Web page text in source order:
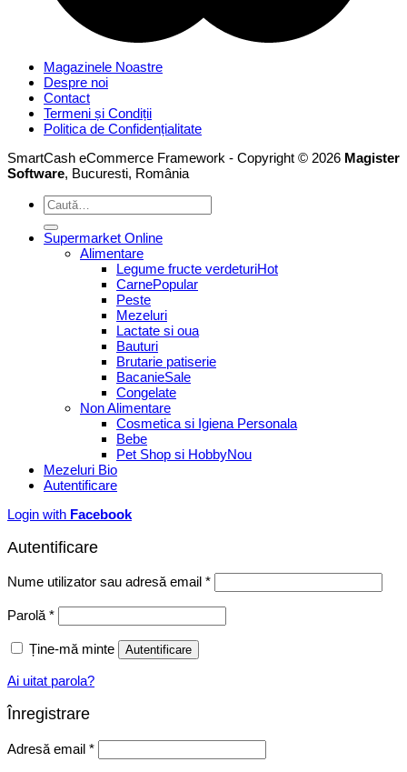
Magazinele Noastre
Despre noi
Contact
Termeni și Condiții
Politica de Confidențialitate
SmartCash eCommerce Framework - Copyright © 2026 Magister
Software, Bucuresti, România
Caută
după:
Supermarket Online
Alimentare
Legume fructe verdeturi
Carne
Peste
Mezeluri
Lactate si oua
Bauturi
Brutarie patiserie
Bacanie
Congelate
Non Alimentare
Cosmetica si Igiena Personala
Bebe
Pet Shop si Hobby
Mezeluri Bio
Autentificare
Login with Facebook
Autentificare
Nume utilizator sau adresă email *Obligatoriu
Parolă *Obligatoriu
Ține-mă minte Autentificare
Ai uitat parola?
Înregistrare
Adresă email *Obligatoriu